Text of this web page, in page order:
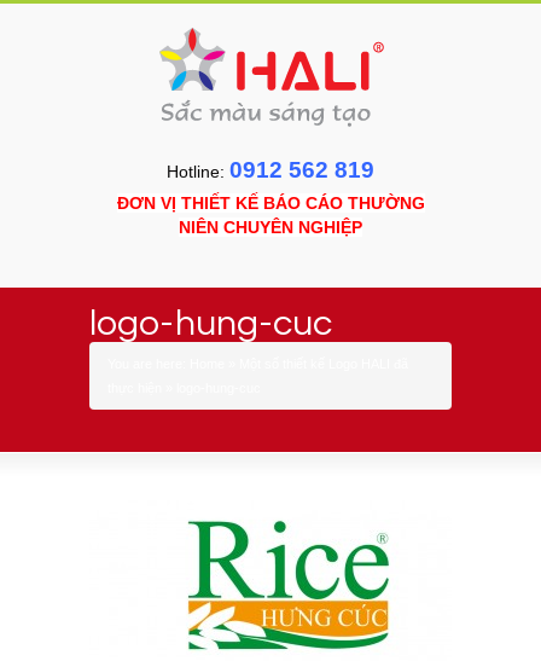
Hotline: 0912 562 819
ĐƠN VỊ THIẾT KẾ BÁO CÁO THƯỜNG
NIÊN CHUYÊN NGHIỆP
logo-hung-cuc